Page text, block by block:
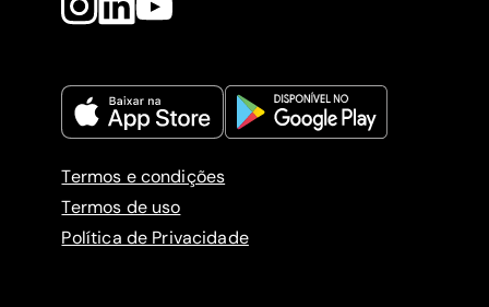
Termos e condições
Termos de uso
Política de Privacidade